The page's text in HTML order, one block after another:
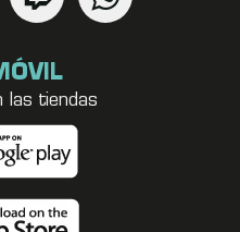
las tiendas